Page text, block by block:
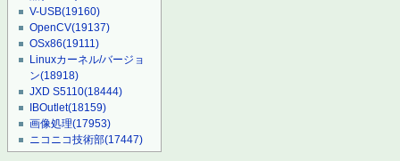
V-USB(19160)
OpenCV(19137)
OSx86(19111)
Linuxカーネル/バージョ
ン(18918)
JXD S5110(18444)
IBOutlet(18159)
画像処理(17953)
ニコニコ技術部(17447)